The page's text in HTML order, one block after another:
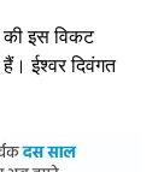
की इस विकट
ईश्वर दिवंगत